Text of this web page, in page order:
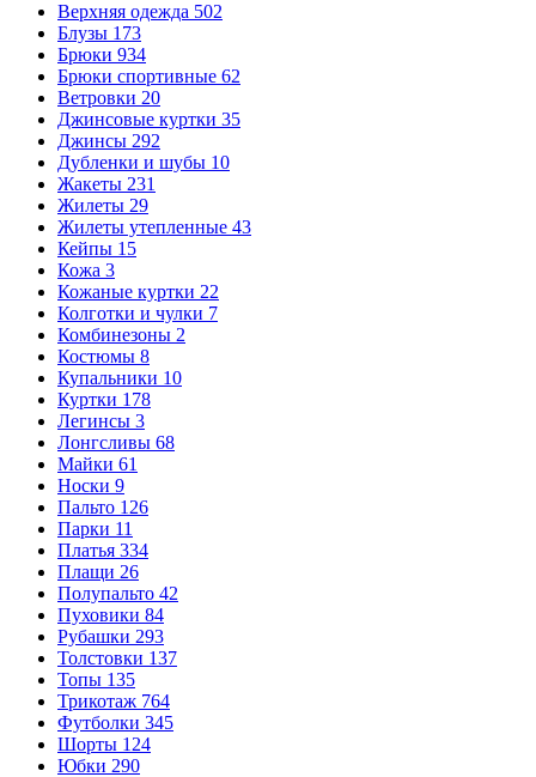
Верхняя одежда 502
Блузы 173
Брюки 934
Брюки спортивные 62
Ветровки 20
Джинсовые куртки 35
Джинсы 292
Дубленки и шубы 10
Жакеты 231
Жилеты 29
Жилеты утепленные 43
Кейпы 15
Кожа 3
Кожаные куртки 22
Колготки и чулки 7
Комбинезоны 2
Костюмы 8
Купальники 10
Куртки 178
Легинсы 3
Лонгсливы 68
Майки 61
Носки 9
Пальто 126
Парки 11
Платья 334
Плащи 26
Полупальто 42
Пуховики 84
Рубашки 293
Толстовки 137
Топы 135
Трикотаж 764
Футболки 345
Шорты 124
Юбки 290